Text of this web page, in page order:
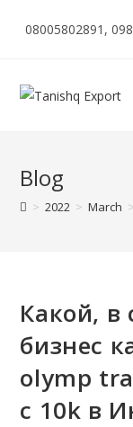
08005802891,
Blog
> 2022 > March >
Какой, в
бизнес
olymp
с 10k в